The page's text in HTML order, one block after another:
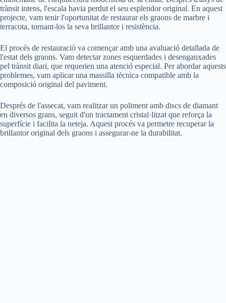
trànsit intens, l'escala havia perdut el seu esplendor original. En aquest
projecte, vam tenir l'oportunitat de restaurar els graons de marbre i
terracota, tornant-los la seva brillantor i resistència.
El procés de restauració va començar amb una avaluació detallada de
l'estat dels graons. Vam detectar zones esquerdades i desenganxades
pel trànsit diari, que requerien una atenció especial. Per abordar aquests
problemes, vam aplicar una massilla tècnica compatible amb la
composició original del paviment.
Després de l'assecat, vam realitzar un poliment amb discs de diamant
en diversos grans, seguit d'un tractament cristal·litzat que reforça la
superfície i facilita la neteja. Aquest procés va permetre recuperar la
brillantor original dels graons i assegurar-ne la durabilitat.